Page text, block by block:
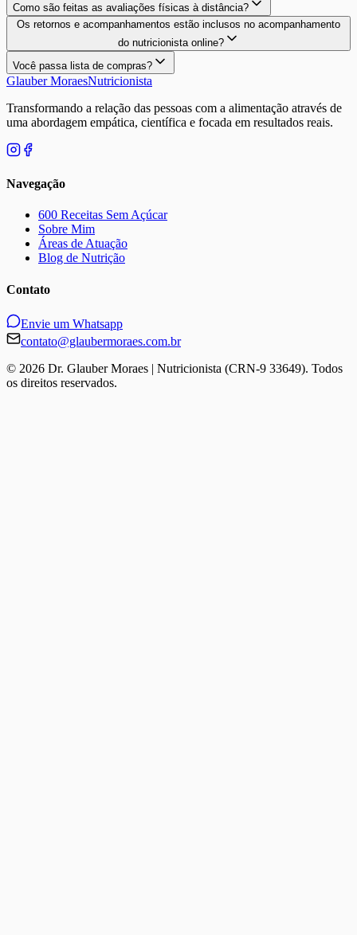
Como são feitas as avaliações físicas à distância?
Os retornos e acompanhamentos estão inclusos no acompanhamento
do nutricionista online?
Você passa lista de compras?
Glauber MoraesNutricionista
Transformando a relação das pessoas com a alimentação através de
uma abordagem empática, científica e focada em resultados reais.
Navegação
600 Receitas Sem Açúcar
Sobre Mim
Áreas de Atuação
Blog de Nutrição
Contato
Envie um Whatsapp
contato@glaubermoraes.com.br
© 2026 Dr. Glauber Moraes | Nutricionista (CRN-9 33649). Todos
os direitos reservados.